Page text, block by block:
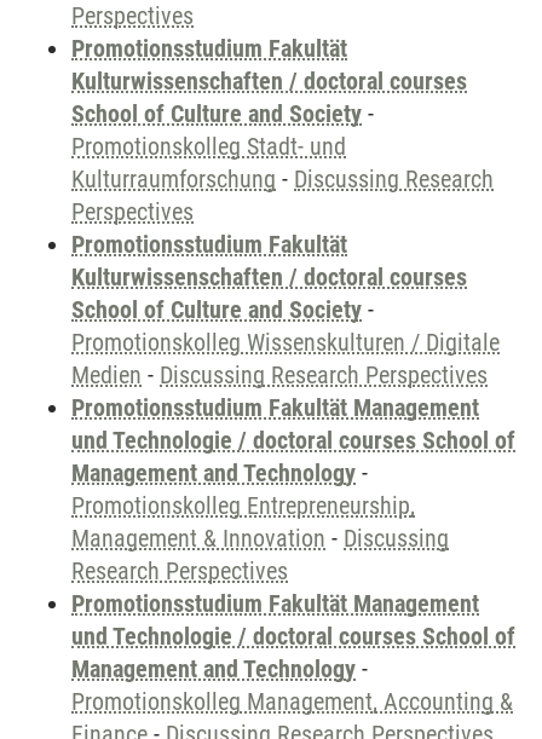
Perspectives
Promotionsstudium Fakultät
Kulturwissenschaften / doctoral courses
School of Culture and Society -
Promotionskolleg Stadt- und
Kulturraumforschung - Discussing Research
Perspectives
Promotionsstudium Fakultät
Kulturwissenschaften / doctoral courses
School of Culture and Society -
Promotionskolleg Wissenskulturen / Digitale
Medien - Discussing Research Perspectives
Promotionsstudium Fakultät Management
und Technologie / doctoral courses School of
Management and Technology -
Promotionskolleg Entrepreneurship,
Management & Innovation - Discussing
Research Perspectives
Promotionsstudium Fakultät Management
und Technologie / doctoral courses School of
Management and Technology -
Promotionskolleg Management, Accounting &